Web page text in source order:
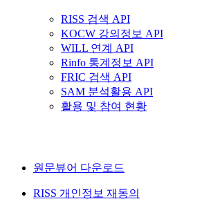
RISS 검색 API
KOCW 강의정보 API
WILL 연계 API
Rinfo 통계정보 API
FRIC 검색 API
SAM 분석활용 API
활용 및 참여 현황
원문뷰어 다운로드
RISS 개인정보 재동의